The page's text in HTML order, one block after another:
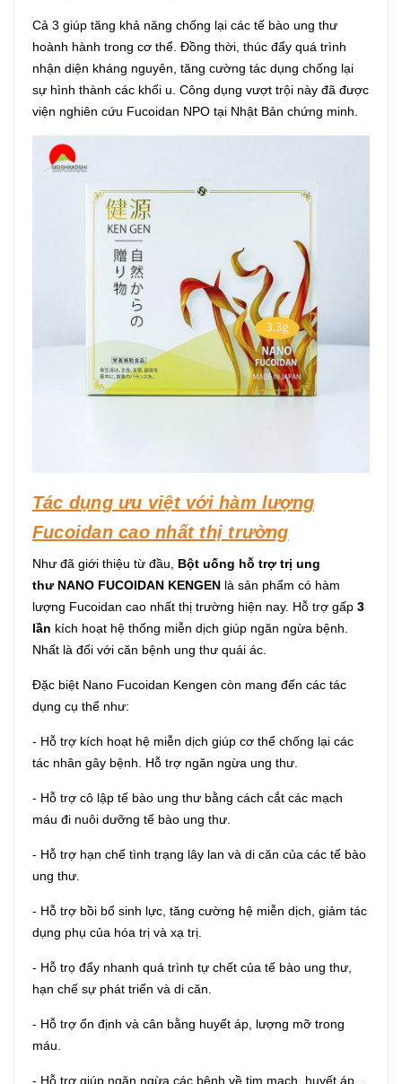
Cả 3 giúp tăng khả năng chống lại các tế bào ung thư
hoành hành trong cơ thể. Đồng thời, thúc đẩy quá trình
nhận diện kháng nguyên, tăng cường tác dụng chống lại
sự hình thành các khối u. Công dụng vượt trội này đã được
viện nghiên cứu Fucoidan NPO tại Nhật Bản chứng minh.
Tác dụng ưu việt với hàm lượng
Fucoidan cao nhất thị trường
Như đã giới thiệu từ đầu, Bột uống hỗ trợ trị ung
thư NANO FUCOIDAN KENGEN là sản phẩm có hàm
lượng Fucoidan cao nhất thị trường hiện nay. Hỗ trợ gấp 3
lần kích hoạt hệ thống miễn dịch giúp ngăn ngừa bệnh.
Nhất là đối với căn bệnh ung thư quái ác.
Đặc biệt Nano Fucoidan Kengen còn mang đến các tác
dụng cụ thể như:
- Hỗ trợ kích hoạt hệ miễn dịch giúp cơ thể chống lại các
tác nhân gây bệnh. Hỗ trợ ngăn ngừa ung thư.
- Hỗ trợ cô lập tế bào ung thư bằng cách cắt các mạch
máu đi nuôi dưỡng tế bào ung thư.
- Hỗ trợ hạn chế tình trạng lây lan và di căn của các tế bào
ung thư.
- Hỗ trợ bồi bổ sinh lực, tăng cường hệ miễn dịch, giảm tác
dụng phụ của hóa trị và xạ trị.
- Hỗ trọ đẩy nhanh quá trình tự chết của tế bào ung thư,
hạn chế sự phát triển và di căn.
- Hỗ trợ ổn định và cân bằng huyết áp, lượng mỡ trong
máu.
- Hỗ trợ giúp ngăn ngừa các bệnh về tim mạch, huyết áp…